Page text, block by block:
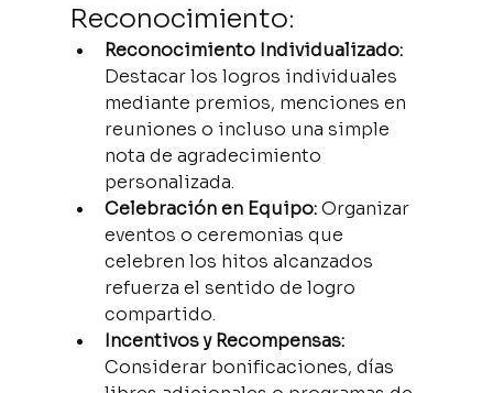
Reconocimiento:
Reconocimiento Individualizado:
Destacar los logros individuales
mediante premios, menciones en
reuniones o incluso una simple
nota de agradecimiento
personalizada.
Celebración en Equipo: Organizar
eventos o ceremonias que
celebren los hitos alcanzados
refuerza el sentido de logro
compartido.
Incentivos y Recompensas:
Considerar bonificaciones, días